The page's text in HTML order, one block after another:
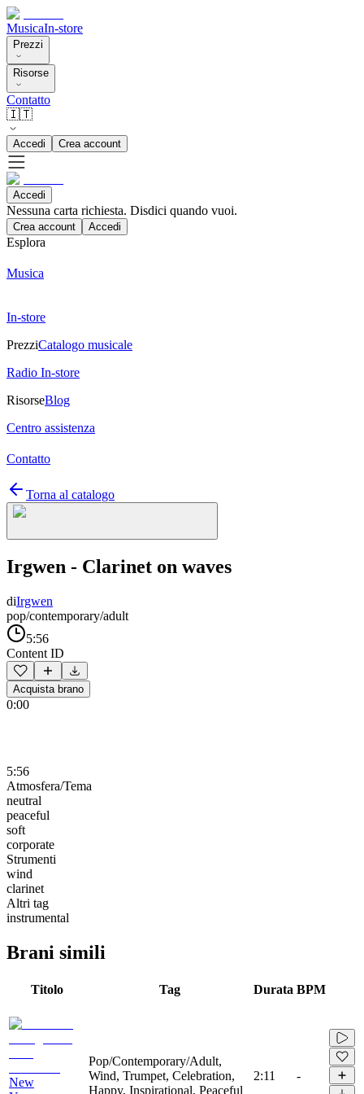
MusicaIn-store
Prezzi
Risorse
Contatto
🇮🇹
Accedi Crea account
Accedi
Nessuna carta richiesta. Disdici quando vuoi.
Crea account Accedi
Esplora
Musica
In-store
PrezziCatalogo musicale
Radio In-store
RisorseBlog
Centro assistenza
Contatto
Torna al catalogo
Irgwen - Clarinet on waves
diIrgwen
pop/contemporary/adult
5:56
Content ID
Acquista brano
0:00
5:56
Atmosfera/Tema
neutral
peaceful
soft
corporate
Strumenti
wind
clarinet
Altri tag
instrumental
Brani simili
Titolo Tag Durata BPM
New
Pop/Contemporary/Adult,
Wind, Trumpet, Celebration,
Happy, Inspirational, Peaceful
2:11 -